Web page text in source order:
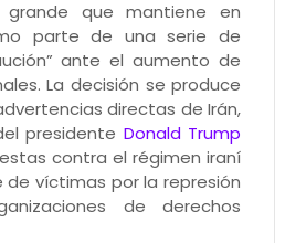
que mantiene en
parte de una serie de
ante el aumento de
La decisión se produce
directas de Irán,
presidente Donald Trump
contra el régimen iraní
de víctimas por la represión
de derechos